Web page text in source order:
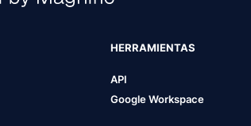
HERRAMIENTAS
API
Google Workspace